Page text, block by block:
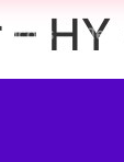
HY